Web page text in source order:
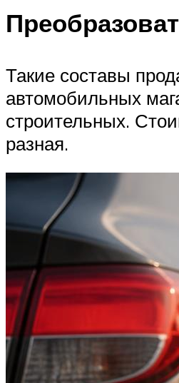
Такие составы
автомобильных
строительных.
разная.